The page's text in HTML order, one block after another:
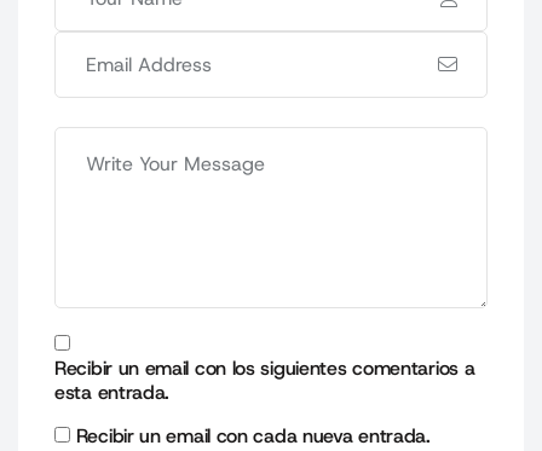
Recibir un email con los siguientes comentarios a
esta entrada.
Recibir un email con cada nueva entrada.